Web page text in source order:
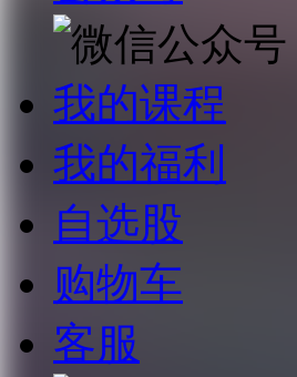
我的课程
我的福利
自选股
购物车
客服